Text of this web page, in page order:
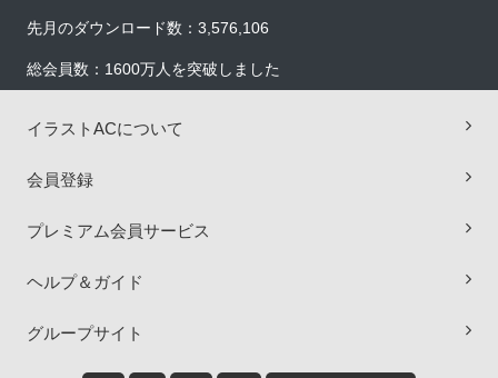
先月のダウンロード数：3,576,106
総会員数：1600万人を突破しました
イラストACについて
会員登録
プレミアム会員サービス
ヘルプ＆ガイド
グループサイト